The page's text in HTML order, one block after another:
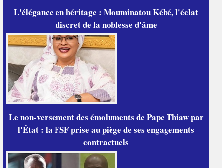
L'élégance en héritage : Mouminatou Kébé, l'éclat
discret de la noblesse d'âme
Le non-versement des émoluments de Pape Thiaw par
l'État : la FSF prise au piège de ses engagements
contractuels